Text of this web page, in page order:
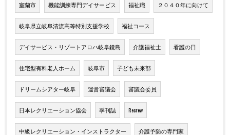
室蘭市 機能訓練専門デイサービス 福祉職 ２０４０年に向けて
岐阜県立岐阜清流高等特別支援学校 福祉コース
デイサービス・リゾートアロハ岐阜鏡島 介護福祉士 看護の日
住宅型有料老人ホーム 岐阜市 子ども未来部
ドリームシアター岐阜 運営審議会 審議会委員
日本レクリエーション協会 季刊誌 Recrew
中級レクリエーション・インストラクター 介護予防の専門家